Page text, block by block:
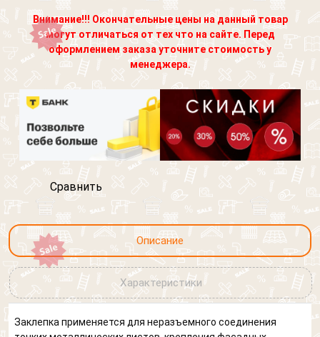
Внимание!!! Окончательные цены на данный товар
могут отличаться от тех что на сайте. Перед
оформлением заказа уточните стоимость у
менеджера.
Сравнить
Описание
Характеристики
Заклепка применяется для неразъемного соединения
Я согласен на обработку персональных данных
изображен "Петух"
Выберите картинку где
изображен "Петух"
Согласен на обработку персональных данных
Выберите картинку где
изображен "Петух"
Кровля
Фасад
Другое